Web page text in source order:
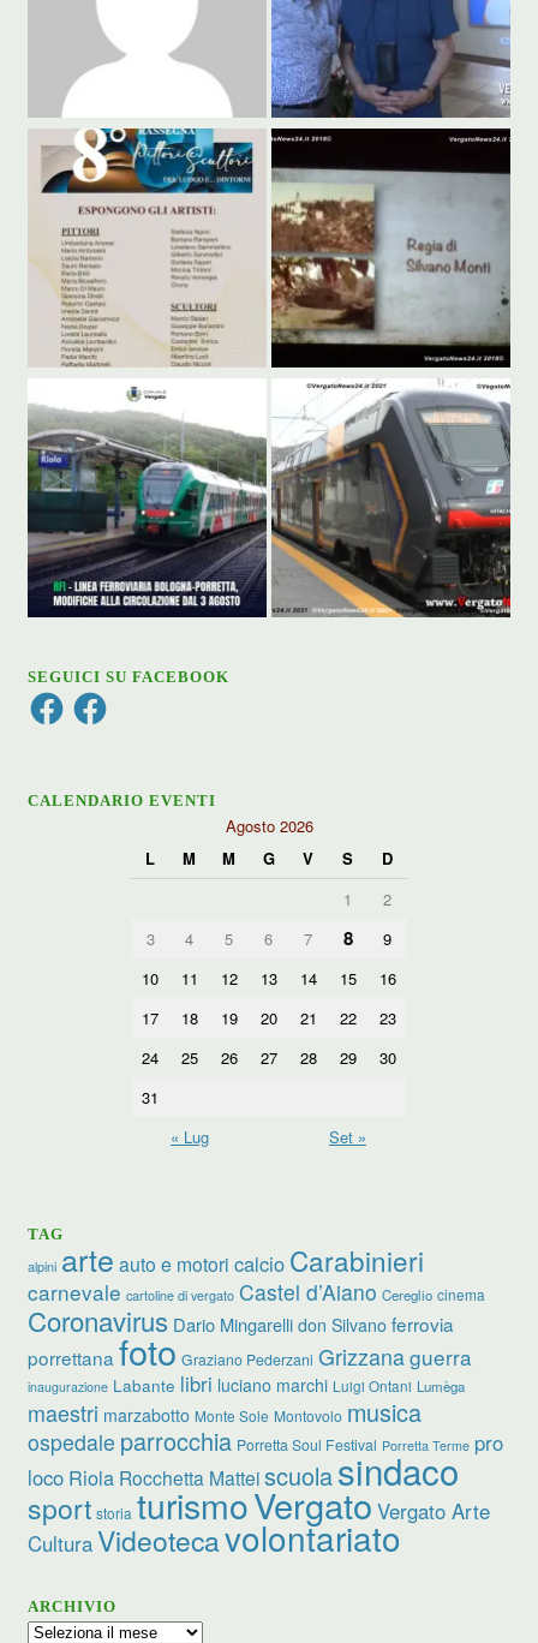
SEGUICI SU FACEBOOK
FacebookFacebook
CALENDARIO EVENTI
Agosto 2026
L
M M G V S
D
1
2
3
4 5 6 7 8
9
10
11 12 13 14 15
16
17
18 19 20 21 22
23
24
25 26 27 28 29
30
31
« Lug
Set »
TAG
alpini arte auto e motori calcio Carabinieri
carnevale cartoline di vergato Castel d’Aiano Cereglio cinema
Coronavirus Dario Mingarelli don Silvano ferrovia
porrettana foto Graziano Pederzani Grizzanaguerra
inaugurazione Labante libri luciano marchi Luigi Ontani Lumèga
maestri marzabotto Monte Sole Montovolo musica
ospedale parrocchia Porretta Soul Festival Porretta Terme pro
loco Riola Rocchetta Matteiscuolasindaco
sport storia turismoVergato Vergato Arte
CulturaVideotecavolontariato
ARCHIVIO
Archivio